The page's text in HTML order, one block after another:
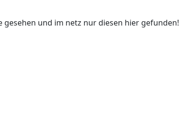
gesehen und im netz nur diesen hier gefunden!